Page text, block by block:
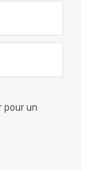
pour un